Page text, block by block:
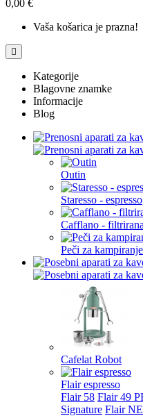
0,00 €
Vaša košarica je prazna!
Kategorije
Blagovne znamke
Informacije
Blog
Outin
Staresso - espresso
Cafflano -
Peči za kampiranje
Cafelat Robot
Flair espresso
Flair 58 Flair 49
Signature Flair